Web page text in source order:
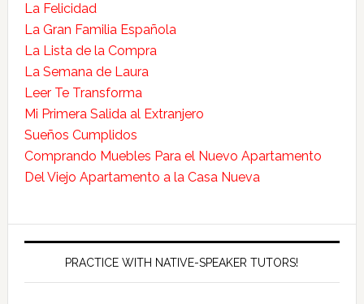
La Felicidad
La Gran Familia Española
La Lista de la Compra
La Semana de Laura
Leer Te Transforma
Mi Primera Salida al Extranjero
Sueños Cumplidos
Comprando Muebles Para el Nuevo Apartamento
Del Viejo Apartamento a la Casa Nueva
PRACTICE WITH NATIVE-SPEAKER TUTORS!